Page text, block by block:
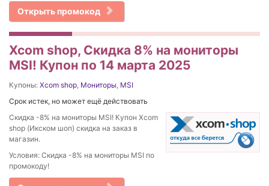
Открыть промокод
Xcom shop, Скидка 8% на мониторы
MSI! Купон по 14 марта 2025
Купоны: Xcom shop Мониторы MSI
Срок истек, но может ещё действовать
Скидка -8% на мониторы MSI! Купон Xcom
shop (Икском шоп) скидка на заказ в
магазин.
Условия: Скидка -8% на мониторы MSI по
промокоду!